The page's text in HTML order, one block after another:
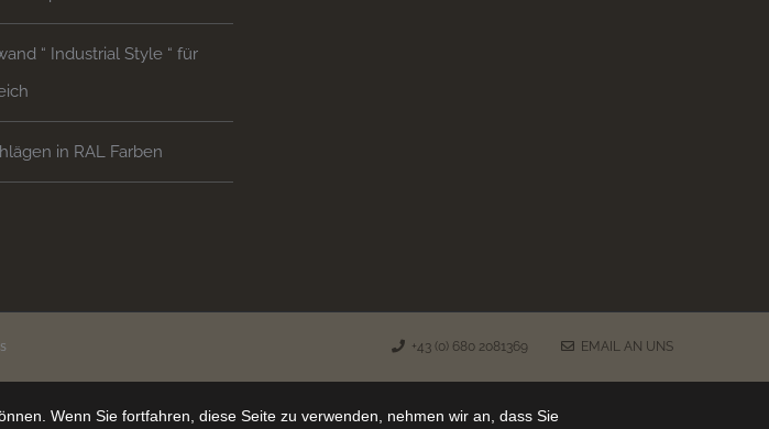
“ Industrial Style “ für
in RAL Farben
+43 (0) 680 2081369 EMAIL AN UNS
Wenn Sie fortfahren, diese Seite zu verwenden, nehmen wir an, dass Sie